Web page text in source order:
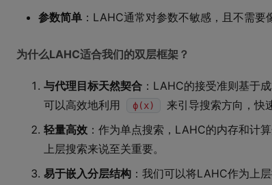
参数简单 ：LAHC通常对参数不敏感，且不需要
为什么LAHC适合我们的双层框架？
与代理目标天然契合 ：LAHC的接受准则基于
可以高效地利用
ϕ(x)
来引导搜索方向，快
轻量高效 ：作为单点搜索，LAHC的内存和计
上层搜索来说至关重要。
易于嵌入分层结构 ：我们可以将LAHC作为上